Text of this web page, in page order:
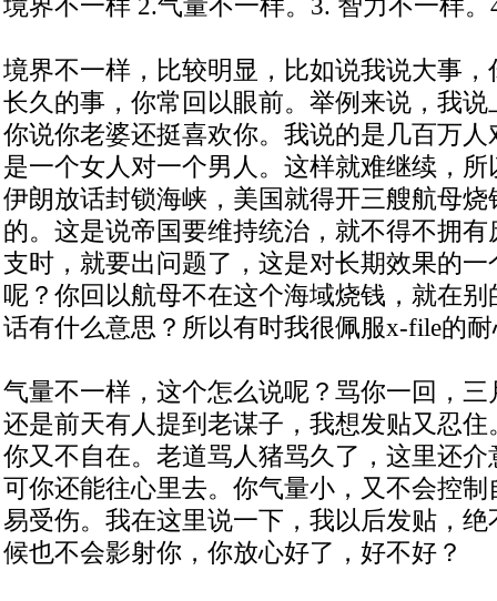
境界不一样，比较明显，比如说我说大事
长久的事，你常回以眼前。举例来说，我
你说你老婆还挺喜欢你。我说的是几百万
是一个女人对一个男人。这样就难继续，
伊朗放话封锁海峡，美国就得开三艘航母
的。这是说帝国要维持统治，就不得不拥
支时，就要出问题了，这是对长期效果的
呢？你回以航母不在这个海域烧钱，就在
话有什么意思？所以有时我很佩服x-file的
气量不一样，这个怎么说呢？骂你一回，
还是前天有人提到老谋子，我想发贴又忍
你又不自在。老道骂人猪骂久了，这里还
可你还能往心里去。你气量小，又不会控
易受伤。我在这里说一下，我以后发贴，
候也不会影射你，你放心好了，好不好？